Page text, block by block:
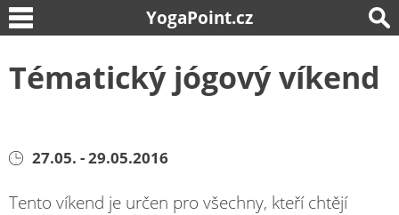
YogaPoint.cz
Tématický jógový víkend
27.05. - 29.05.2016
Tento víkend je určen pro všechny, kteří chtějí